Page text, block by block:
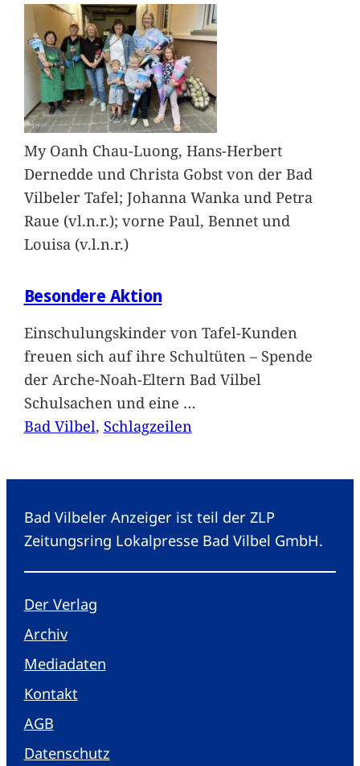
My Oanh Chau-Luong, Hans-Herbert
Dernedde und Christa Gobst von der Bad
Vilbeler Tafel; Johanna Wanka und Petra
Raue (vl.n.r.); vorne Paul, Bennet und
Louisa (v.l.n.r.)
Besondere Aktion
Einschulungskinder von Tafel-Kunden
freuen sich auf ihre Schultüten – Spende
der Arche-Noah-Eltern Bad Vilbel
Schulsachen und eine …
Bad Vilbel, Schlagzeilen
Bad Vilbeler Anzeiger ist teil der ZLP
Zeitungsring Lokalpresse Bad Vilbel GmbH.
Der Verlag
Archiv
Mediadaten
Kontakt
AGB
Datenschutz